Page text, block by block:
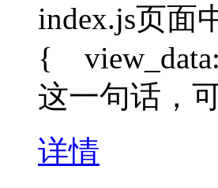
index.js页面
{
这一句话，
详情